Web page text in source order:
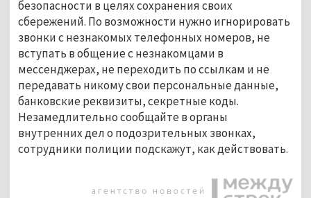
безопасности в целях сохранения своих
сбережений. По возможности нужно игнорировать
звонки с незнакомых телефонных номеров, не
вступать в общение с незнакомцами в
мессенджерах, не переходить по ссылкам и не
передавать никому свои персональные данные,
банковские реквизиты, секретные коды.
Незамедлительно сообщайте в органы
внутренних дел о подозрительных звонках,
сотрудники полиции подскажут, как действовать.